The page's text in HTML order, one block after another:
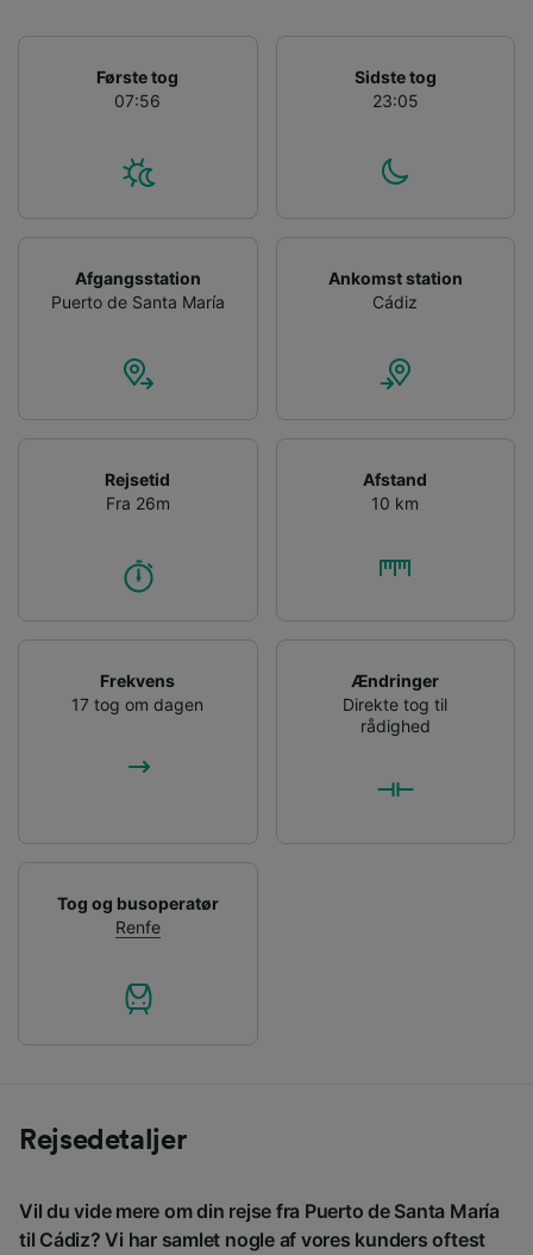
Første tog
07:56
Sidste tog
23:05
Afgangsstation
Puerto de Santa María
Ankomst station
Cádiz
Rejsetid
Fra 26m
Afstand
10 km
Frekvens
17 tog om dagen
Ændringer
Direkte tog til
rådighed
Tog og busoperatør
Renfe
Rejsedetaljer
Vil du vide mere om din rejse fra Puerto de Santa María
til Cádiz? Vi har samlet nogle af vores kunders oftest